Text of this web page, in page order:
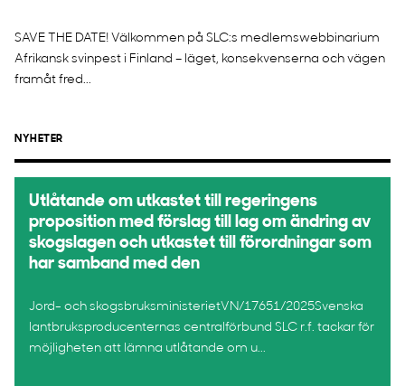
SAVE THE DATE! Välkommen på SLC:s medlemswebbinarium
Afrikansk svinpest i Finland – läget, konsekvenserna och vägen
framåt fred...
NYHETER
Utlåtande om utkastet till regeringens
proposition med förslag till lag om ändring av
skogslagen och utkastet till förordningar som
har samband med den
Jord- och skogsbruksministerietVN/17651/2025Svenska
lantbruksproducenternas centralförbund SLC r.f. tackar för
möjligheten att lämna utlåtande om u...